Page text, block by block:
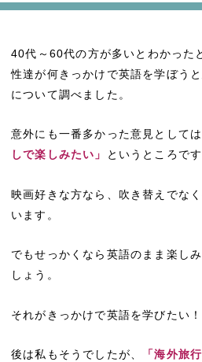
40代～60代の方が多いとわかった
性達が何きっかけで英語を学ぼう
について調べました。
意外にも一番多かった意見としては
しで楽しみたい」
というところです
映画好きな方なら、吹き替えでな
います。
でもせっかくなら英語のまま楽し
しょう。
それがきっかけで英語を学びたい
後は私もそうでしたが、 「海外旅